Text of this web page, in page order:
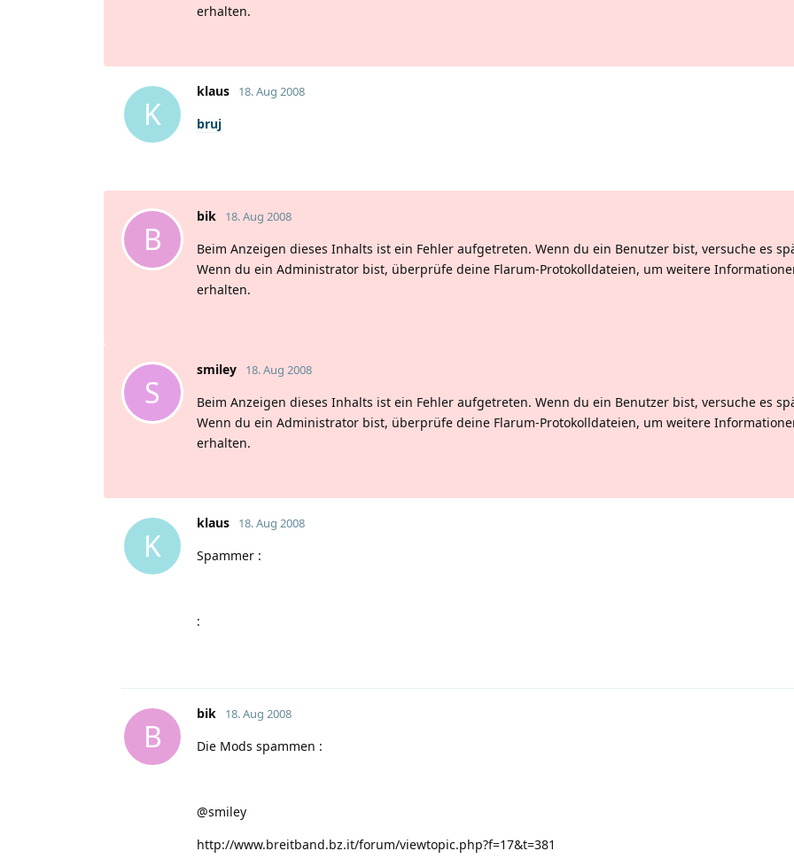
erhalten.
K
klaus 18. Aug 2008
bruj
B
bik 18. Aug 2008
Beim Anzeigen dieses Inhalts ist ein Fehler aufgetreten. Wenn du ein Benutzer bist, versuche es
Wenn du ein Administrator bist, überprüfe deine Flarum-Protokolldateien, um weitere
erhalten.
S
smiley 18. Aug 2008
Beim Anzeigen dieses Inhalts ist ein Fehler aufgetreten. Wenn du ein Benutzer bist, versuche es
Wenn du ein Administrator bist, überprüfe deine Flarum-Protokolldateien, um weitere
erhalten.
K
klaus 18. Aug 2008
Spammer :
:
B
bik 18. Aug 2008
Die Mods spammen :
@smiley
http://www.breitband.bz.it/forum/viewtopic.php?f=17&t=381